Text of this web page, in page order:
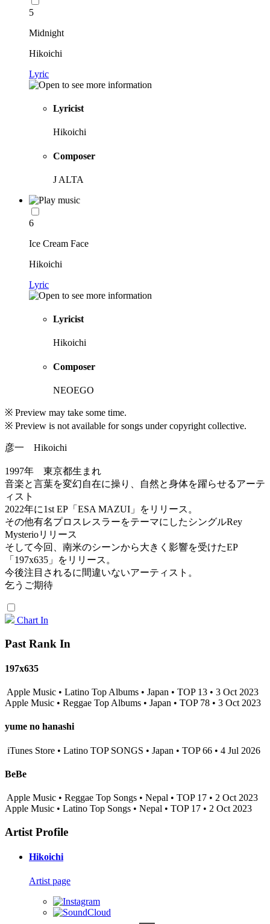
5
Midnight
Hikoichi
Lyric
Lyricist
Hikoichi
Composer
J ALTA
6
Ice Cream Face
Hikoichi
Lyric
Lyricist
Hikoichi
Composer
NEOEGO
※ Preview may take some time.
※ Preview is not available for songs under copyright collective.
彦一 Hikoichi
1997年 東京都生まれ
音楽と言葉を変幻自在に操り、自然と身体を躍らせるアーテ
ィスト
2022年に1st EP「ESA MAZUI」をリリース。
その他有名プロスレスラーをテーマにしたシングルRey
Mysterioリリース
そして今回、南米のシーンから大きく影響を受けたEP
「197x635」をリリース。
今後注目されるに間違いないアーティスト。
乞うご期待
Chart In
Past Rank In
197x635
Apple Music • Latino Top Albums • Japan • TOP 13 • 3 Oct 2023
Apple Music • Reggae Top Albums • Japan • TOP 78 • 3 Oct 2023
yume no hanashi
iTunes Store • Latino TOP SONGS • Japan • TOP 66 • 4 Jul 2026
BeBe
Apple Music • Reggae Top Songs • Nepal • TOP 17 • 2 Oct 2023
Apple Music • Latino Top Songs • Nepal • TOP 17 • 2 Oct 2023
Artist Profile
Hikoichi
Artist page